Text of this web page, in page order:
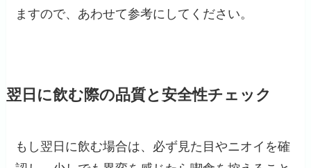
ますので、あわせて参考にしてください。
翌日に飲む際の品質と安全性チェック
もし翌日に飲む場合は、必ず見た目やニオイを確